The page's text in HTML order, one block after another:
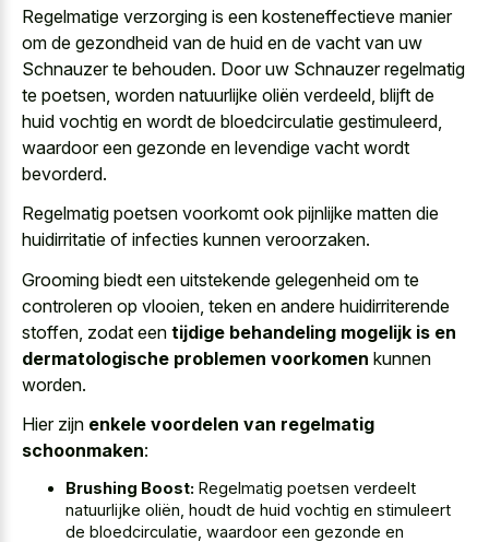
Regelmatige verzorging is een kosteneffectieve manier
om de gezondheid van de huid en de vacht van uw
Schnauzer te behouden. Door uw Schnauzer regelmatig
te poetsen, worden natuurlijke oliën verdeeld, blijft de
huid vochtig en wordt de bloedcirculatie gestimuleerd,
waardoor een gezonde en levendige vacht wordt
bevorderd.
Regelmatig poetsen voorkomt ook pijnlijke matten die
huidirritatie of infecties kunnen veroorzaken.
Grooming biedt een uitstekende gelegenheid om te
controleren op vlooien, teken en andere huidirriterende
stoffen, zodat een tijdige behandeling mogelijk is en
dermatologische problemen voorkomen kunnen
worden.
Hier zijn enkele voordelen van regelmatig
schoonmaken:
Brushing Boost: Regelmatig poetsen verdeelt
natuurlijke oliën, houdt de huid vochtig en stimuleert
de bloedcirculatie, waardoor een gezonde en